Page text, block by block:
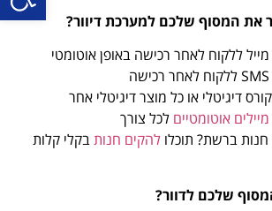
את המסוף שלכם למערכת דיוור?
ללקוח לאחר רכישה באופן אוטומטי
דיגיטלי או כל מוצר דיגיטלי אחר
מיילים אוטומטיים לכל צורך
חנות ברשת? תוכלו להקים חנותבקלי קלות
שלכם לדוור?